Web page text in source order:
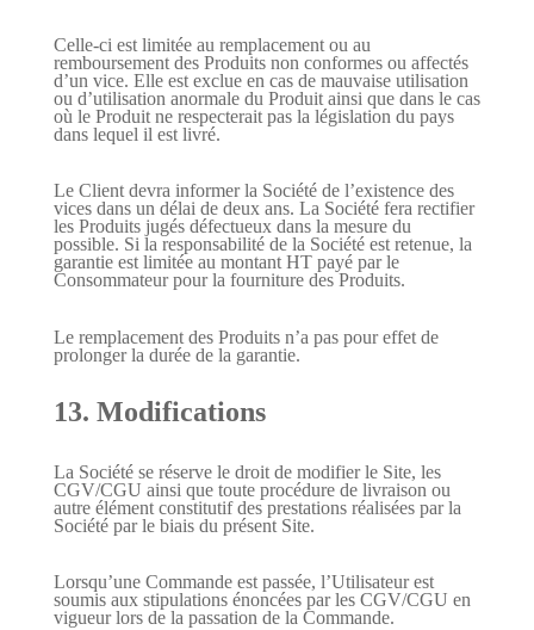
Celle-ci est limitée au remplacement ou au
remboursement des Produits non conformes ou affectés
d’un vice. Elle est exclue en cas de mauvaise utilisation
ou d’utilisation anormale du Produit ainsi que dans le cas
où le Produit ne respecterait pas la législation du pays
dans lequel il est livré.
Le Client devra informer la Société de l’existence des
vices dans un délai de deux ans. La Société fera rectifier
les Produits jugés défectueux dans la mesure du
possible. Si la responsabilité de la Société est retenue, la
garantie est limitée au montant HT payé par le
Consommateur pour la fourniture des Produits.
Le remplacement des Produits n’a pas pour effet de
prolonger la durée de la garantie.
13. Modifications
La Société se réserve le droit de modifier le Site, les
CGV/CGU ainsi que toute procédure de livraison ou
autre élément constitutif des prestations réalisées par la
Société par le biais du présent Site.
Lorsqu’une Commande est passée, l’Utilisateur est
soumis aux stipulations énoncées par les CGV/CGU en
vigueur lors de la passation de la Commande.